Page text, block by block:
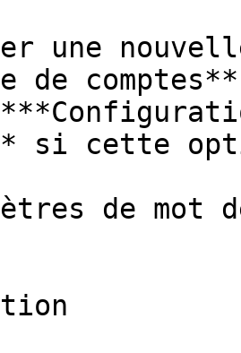
une
de
si cette
de mot